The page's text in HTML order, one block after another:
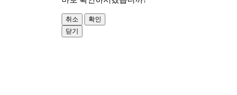
취소
확인
닫기